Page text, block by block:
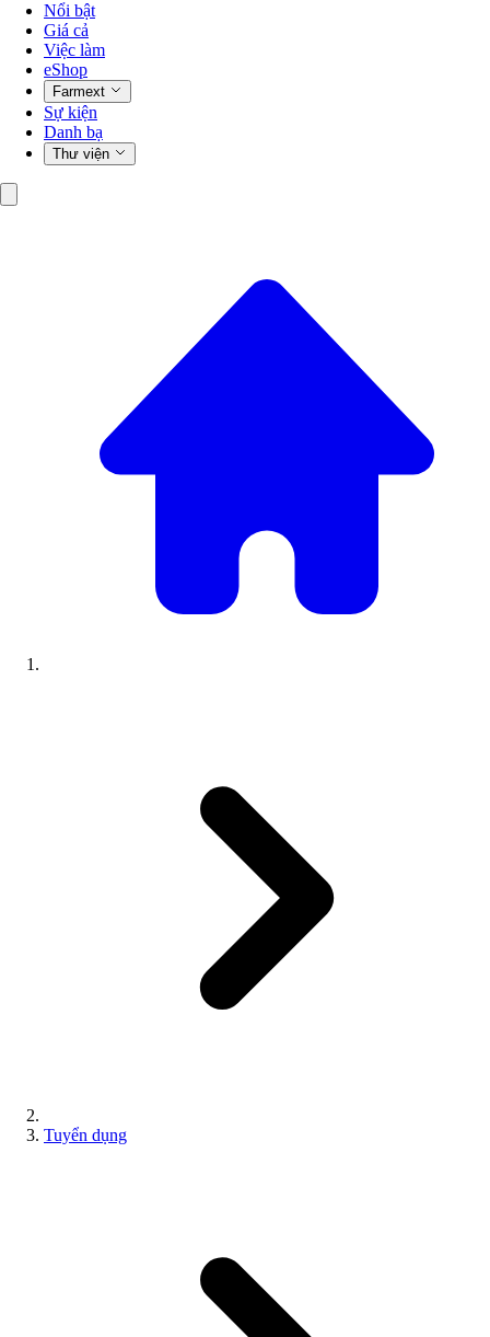
Nổi bật
Giá cả
Việc làm
eShop
Farmext
Sự kiện
Danh bạ
Thư viện
Tuyển dụng